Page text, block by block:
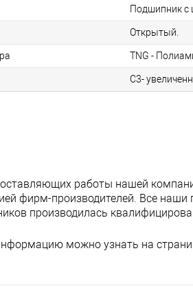
Подшипник с
Открытый.
TNG -
C3-
работы нашей
фирм-производителей. Все
производилась
можно узнать на